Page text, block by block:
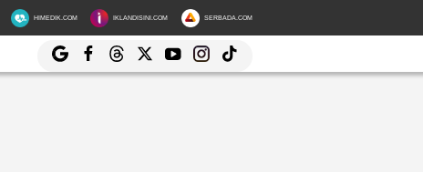
HIMEDIK.COM IKLANDISINI.COM SERBADA.COM